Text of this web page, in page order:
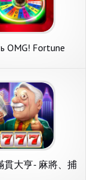
OMG! Fortune
貫大亨- 麻將、捕